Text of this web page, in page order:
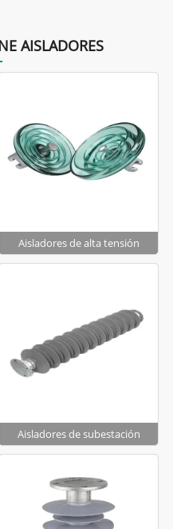
AISLADORES
Aisladores de alta tensión
Aisladores de subestación